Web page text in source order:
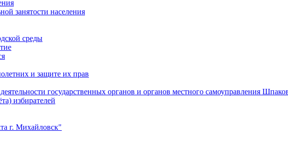
занятости населения
среды
и защите их прав
государственных органов и органов местного самоуправления
избирателей
г. Михайловск"